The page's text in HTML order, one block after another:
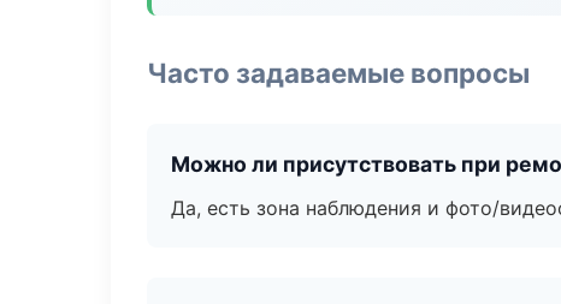
Часто задаваемые вопросы
Можно ли присутствовать при
Да, есть зона наблюдения и фото/